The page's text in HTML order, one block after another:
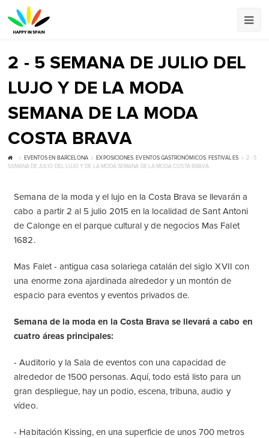
2 - 5 SEMANA DE JULIO DEL
LUJO Y DE LA MODA
SEMANA DE LA MODA
COSTA BRAVA
EVENTOS EN BARCELONA EXPOSICIONES, EVENTOS GASTRONÓMICOS, FESTIVALES
2 - 5
SEMANA DE JULIO DEL LUJO Y DE LA MODA SEMANA DE LA MODA COSTA BRAVA
Semana de la moda y el lujo en la Costa Brava se llevarán a
cabo a partir 2 al 5 julio 2015 en la localidad de Sant Antoni
de Calonge en el parque cultural y de negocios Mas Falet
1682.
Mas Falet - antigua casa solariega catalán del siglo XVII con
una enorme zona ajardinada alrededor y un montón de
espacio para eventos y eventos privados de.
Semana de la moda en la Costa Brava se llevará a cabo en
cuatro áreas principales:
- Auditorio y la Sala de eventos con una capacidad de
alrededor de 1500 personas. Aquí, todo está listo para un
gran despliegue, hay un podio, escena, tribuna, audio y
vídeo.
- Habitación Kissing, en una superficie de unos 700 metros